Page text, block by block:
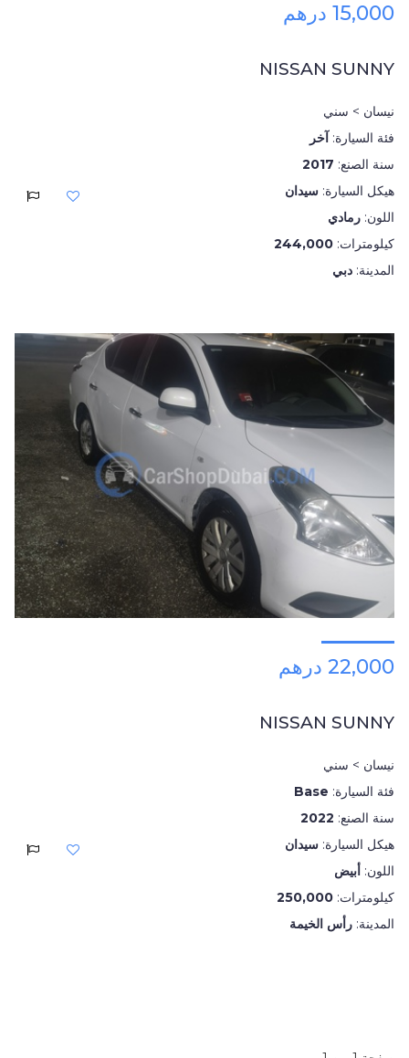
15,000 درهم
NISSAN SUNNY
نيسان > سني
فئة السيارة: آخر
سنة الصنع: 2017
هيكل السيارة: سيدان
اللون: رمادي
كيلومترات: 244,000
المدينة: دبي
22,000 درهم
NISSAN SUNNY
نيسان > سني
فئة السيارة: Base
سنة الصنع: 2022
هيكل السيارة: سيدان
اللون: أبيض
كيلومترات: 250,000
المدينة: رأس الخيمة